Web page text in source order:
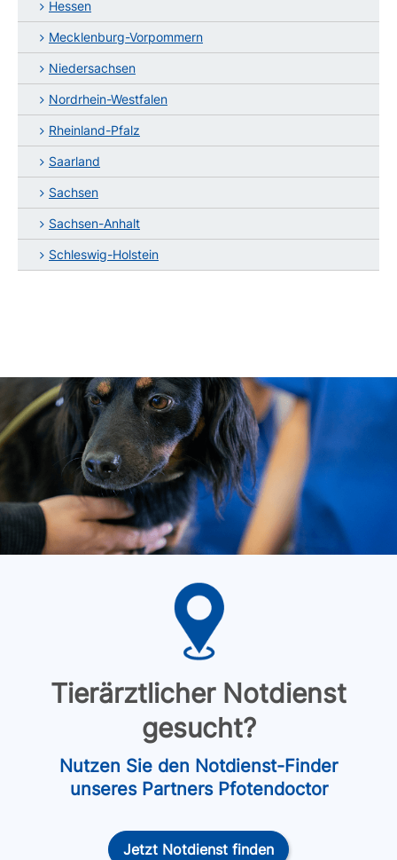
Hessen
Mecklenburg-Vorpommern
Niedersachsen
Nordrhein-Westfalen
Rheinland-Pfalz
Saarland
Sachsen
Sachsen-Anhalt
Schleswig-Holstein
Tierärztlicher Notdienst
gesucht?
Nutzen Sie den Notdienst-Finder
unseres Partners Pfotendoctor
Jetzt Notdienst finden